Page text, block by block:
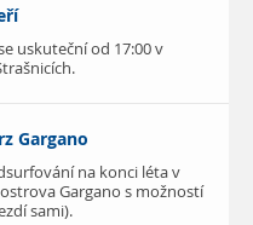
uskuteční od 17:00 v
Gargano
na konci léta v
Gargano s možností
sami).